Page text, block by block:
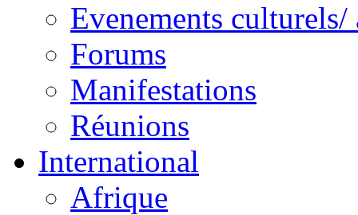
Evenements culturels/
Forums
Manifestations
Réunions
International
Afrique